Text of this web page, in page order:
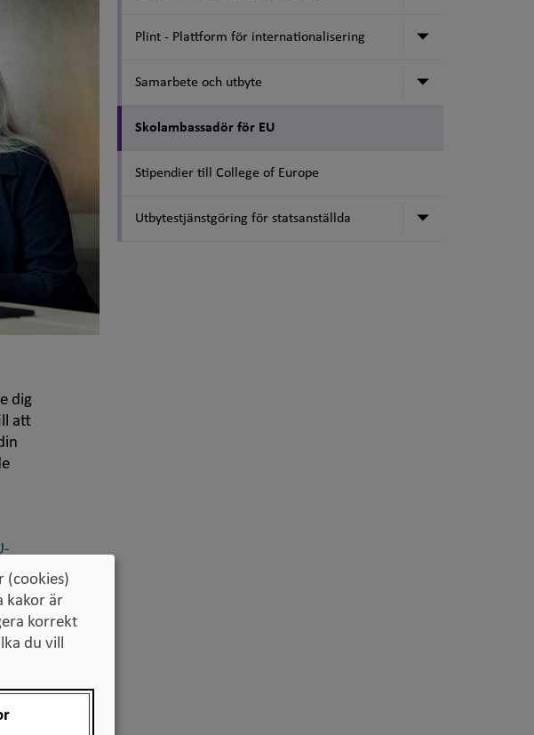
dig
att
Öppna
i
nytt
fönster
Plint - Plattform för internationalisering Undermeny
Samarbete och utbyte Undermeny
Skolambassadör för EU
Stipendier till College of Europe
Utbytestjänstgöring för statsanställda Undermeny
(cookies)
kakor är
korrekt
du vill